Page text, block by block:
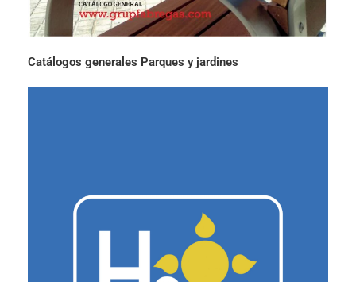
Catálogos generales Parques y jardines